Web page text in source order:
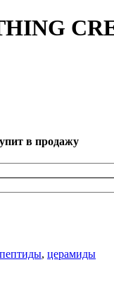
в продажу
пептиды, церамиды